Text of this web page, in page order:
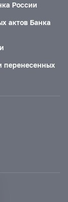
России
актов Банка
перенесенных